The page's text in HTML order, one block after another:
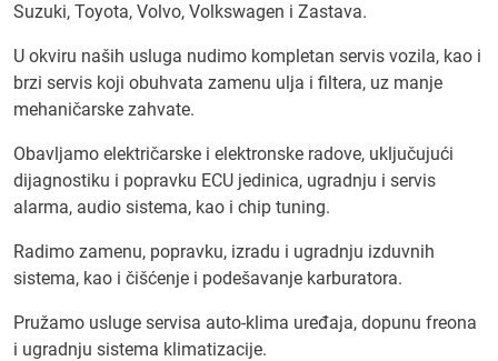
Suzuki, Toyota, Volvo, Volkswagen i Zastava.
U okviru naših usluga nudimo kompletan servis vozila, kao i
brzi servis koji obuhvata zamenu ulja i filtera, uz manje
mehaničarske zahvate.
Obavljamo električarske i elektronske radove, uključujući
dijagnostiku i popravku ECU jedinica, ugradnju i servis
alarma, audio sistema, kao i chip tuning.
Radimo zamenu, popravku, izradu i ugradnju izduvnih
sistema, kao i čišćenje i podešavanje karburatora.
Pružamo usluge servisa auto-klima uređaja, dopunu freona
i ugradnju sistema klimatizacije.